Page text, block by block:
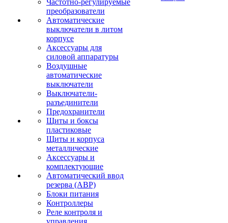
Частотно-регулируемые
преобразователи
Автоматические
выключатели в литом
корпусе
Аксессуары для
силовой аппаратуры
Воздушные
автоматические
выключатели
Выключатели-
разъединители
Предохранители
Щиты и боксы
пластиковые
Щиты и корпуса
металлические
Аксессуары и
комплектующие
Автоматический ввод
резерва (АВР)
Блоки питания
Контроллеры
Реле контроля и
управления